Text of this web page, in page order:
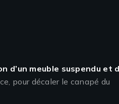
d’un meuble suspendu et
pour décaler le canapé du